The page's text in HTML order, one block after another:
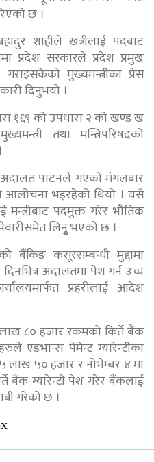
छ ।
शाहीले खत्रीलाई पदबाट
प्रदेश सरकारले प्रदेश प्रमुख
मुख्यमन्त्रीका प्रेस
दिनुभयो ।
१६९ को उपधारा २ को खण्ड ख
तथा मन्त्रिपरिषदको
पाटनले गएको मंगलबार
आलोचना भइरहेको थियो । यसै
मन्त्रीबाट पदमुक्त गरेर भौतिक
लिनुृ भएको छ ।
कसूरसम्बन्धी मुद्दामा
दिनभित्र अदालतमा पेश गर्न उच्च
प्रहरीलाई आदेश
८० हजार रकमको किर्ते बैंक
एडभान्स पेमेन्ट ग्यारेन्टीका
लाख ५० हजार र नोभेम्बर ४ मा
बैंक ग्यारेन्टी पेश गरेर बैंकलाई
गरेको छ ।